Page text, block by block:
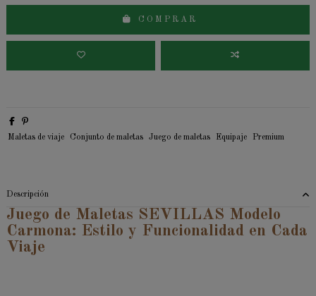
C O M P R A R
Maletas de viaje Conjunto de maletas Juego de maletas Equipaje Premium
Descripción
Juego de Maletas SEVILLAS Modelo
Carmona: Estilo y Funcionalidad en Cada
Viaje